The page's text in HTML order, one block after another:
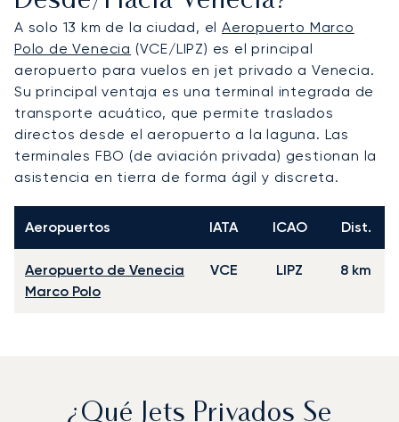
A solo 13 km de la ciudad, elAeropuerto Marco
Polo de Venecia (VCE/LIPZ) es el principal
aeropuerto para vuelos en jet privado a Venecia.
Su principal ventaja es una terminal integrada de
transporte acuático, que permite traslados
directos desde el aeropuerto a la laguna. Las
terminales FBO (de aviación privada) gestionan la
asistencia en tierra de forma ágil y discreta.
Aeropuertos IATA ICAO Dist.
Aeropuerto de Venecia
Marco Polo
VCE LIPZ 8 km
¿Qué Jets Privados Se